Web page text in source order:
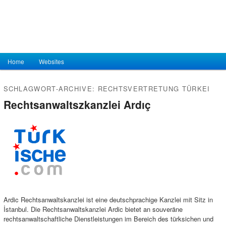
Hauptmenü
Zum Inhalt wechseln
Zum sekundären Inhalt wechseln
Home Websites
SCHLAGWORT-ARCHIVE: RECHTSVERTRETUNG TÜRKEI
Rechtsanwaltszkanzlei Ardıç
Ardic Rechtsanwaltskanzlei ist eine deutschprachige Kanzlei mit Sitz in
İstanbul. Die Rechtsanwaltskanzlei Ardic bietet an souveräne
rechtsanwaltschaftliche Dienstleistungen im Bereich des türksichen und